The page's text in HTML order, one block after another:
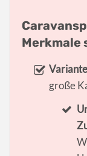
Merkmale
Variante
große